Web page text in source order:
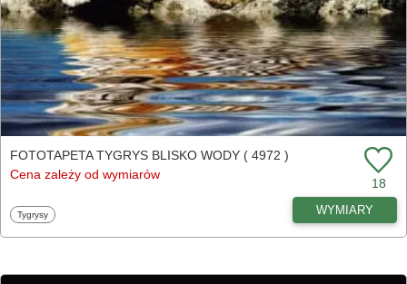
FOTOTAPETA TYGRYS BLISKO WODY ( 4972 )
Cena zależy od wymiarów
18
Fototapety
Tygrysy WYMIARY